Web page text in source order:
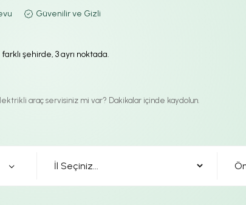
Güvenilir ve Gizli
farklı şehirde, 3 ayrı noktada.
araç servisiniz mi var? Dakikalar içinde kaydolun.